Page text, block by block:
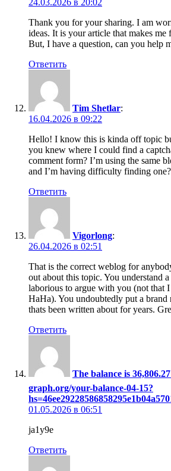
Thank you for your sharing. I am
ideas. It is your article that makes
But, I have a question, can you help
Ответить
Tim Shetlar:
16.04.2026 в 09:22
Hello! I know this is kinda off topic
you knew where I could find a
comment form? I’m using the same
and I’m having difficulty finding
Ответить
Vigorlong:
26.04.2026 в 02:51
That is the correct weblog for
out about this topic. You understand
laborious to argue with you (not
HaHa). You undoubtedly put a brand
thats been written about for years.
Ответить
The balance is 36,806.27
graph.org/your-balance-04-15?
01.05.2026 в 06:51
ja1y9e
Ответить